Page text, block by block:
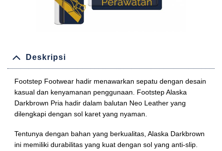
Deskripsi
Footstep Footwear hadir menawarkan sepatu dengan desain
kasual dan kenyamanan penggunaan. Footstep Alaska
Darkbrown Pria hadir dalam balutan Neo Leather yang
dilengkapi dengan sol karet yang nyaman.
Tentunya dengan bahan yang berkualitas, Alaska Darkbrown
ini memiliki durabilitas yang kuat dengan sol yang anti-slip.